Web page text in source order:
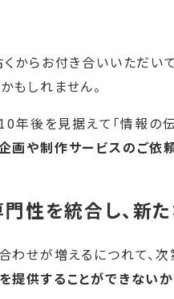
くからお付き合いいただい
もしれません。
年後を見据えて「情報の
画や制作サービスのご依
性を統合し、新
わせが増えるにつれて、
提供することができないか